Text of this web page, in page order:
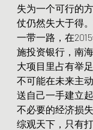
失为一个可行的
仗仍然失大于得
一带一路，在
施投资银行，南
大项目里占有举
不可能在未来主
送自己一手建立
不必要的经济损失
综观天下，只有